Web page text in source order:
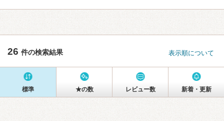
26 件の検索結果 表示順について
標準 ★の数 レビュー数 新着・更新